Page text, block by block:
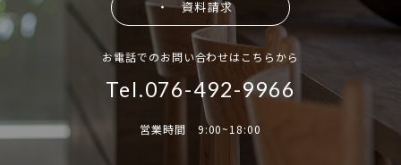
・ 資料請求
お電話でのお問い合わせはこちらから
Tel.076-492-9966
営業時間 9:00~18:00